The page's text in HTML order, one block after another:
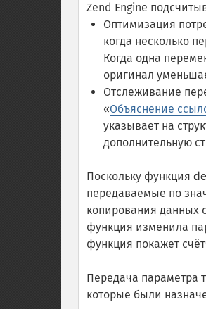
Zend Engine
Оптимизация
когда несколько
Когда одна
оригинал
Отслеживание
«Объяснение
указывает на
дополнительную
Поскольку функция
передаваемые по
копирования данных
функция изменила
функция покажет
Передача параметра
которые были